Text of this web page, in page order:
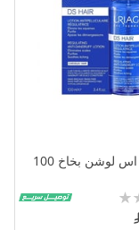
يورياج دي اس لوشن بخاخ 100